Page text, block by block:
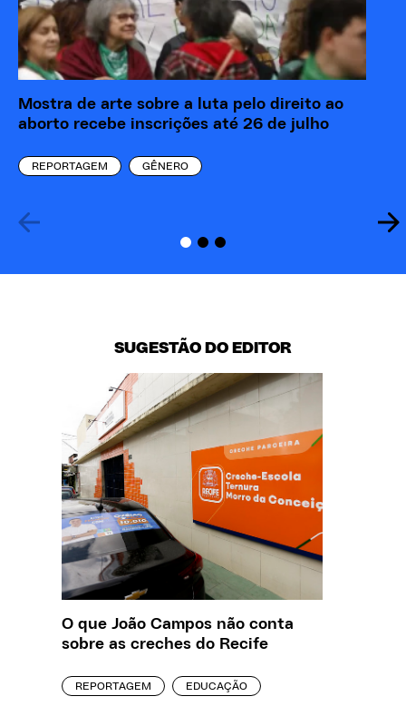
Mostra de arte sobre a luta pelo direito ao
aborto recebe inscrições até 26 de julho
REPORTAGEM GÊNERO
SUGESTÃO DO EDITOR
O que João Campos não conta
sobre as creches do Recife
REPORTAGEM EDUCAÇÃO